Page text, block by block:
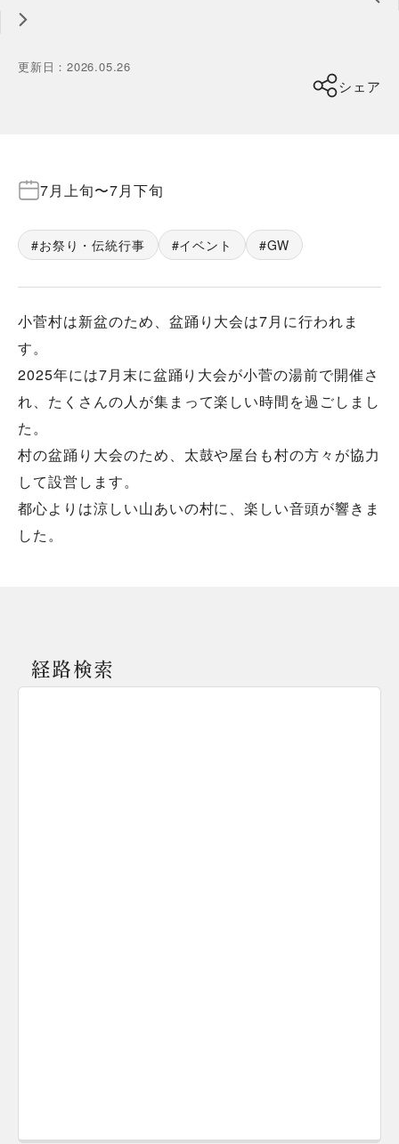
更新日 ：2026.05.26
シェア
7月上旬〜7月下旬
お祭り・伝統行事 イベント GW
小菅村は新盆のため、盆踊り大会は7月に行われま
す。
2025年には7月末に盆踊り大会が小菅の湯前で開催さ
れ、たくさんの人が集まって楽しい時間を過ごしまし
た。
村の盆踊り大会のため、太鼓や屋台も村の方々が協力
して設営します。
都心よりは涼しい山あいの村に、楽しい音頭が響きま
した。
経路検索